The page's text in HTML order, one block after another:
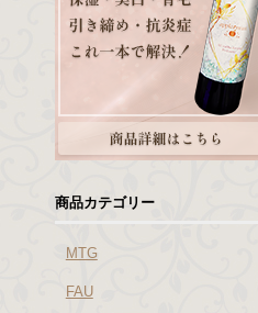
商品カテゴリー
MTG
FAU